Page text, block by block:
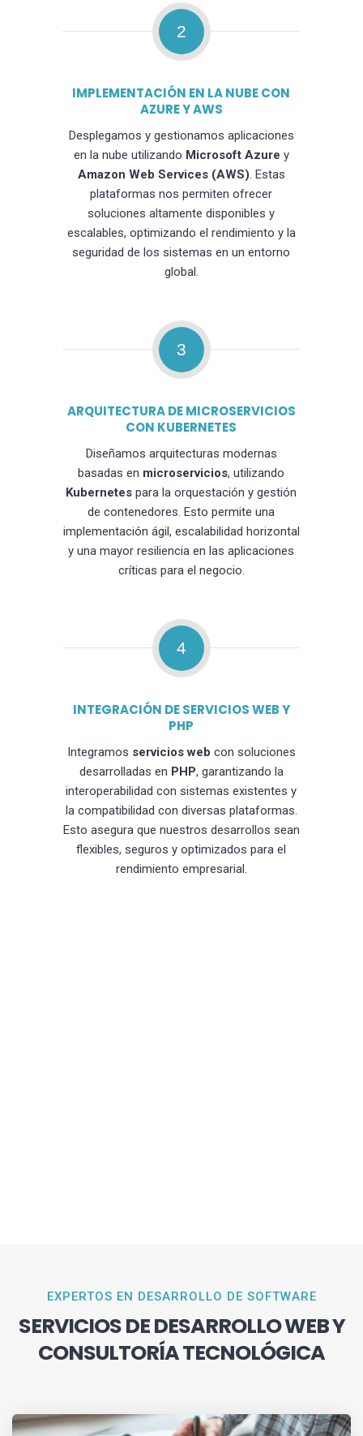
2
IMPLEMENTACIÓN EN LA NUBE CON
AZURE Y AWS
Desplegamos y gestionamos aplicaciones
en la nube utilizando Microsoft Azure y
Amazon Web Services (AWS). Estas
plataformas nos permiten ofrecer
soluciones altamente disponibles y
escalables, optimizando el rendimiento y la
seguridad de los sistemas en un entorno
global.
3
ARQUITECTURA DE MICROSERVICIOS
CON KUBERNETES
Diseñamos arquitecturas modernas
basadas en microservicios, utilizando
Kubernetes para la orquestación y gestión
de contenedores. Esto permite una
implementación ágil, escalabilidad horizontal
y una mayor resiliencia en las aplicaciones
críticas para el negocio.
4
INTEGRACIÓN DE SERVICIOS WEB Y
PHP
Integramos servicios web con soluciones
desarrolladas en PHP, garantizando la
interoperabilidad con sistemas existentes y
la compatibilidad con diversas plataformas.
Esto asegura que nuestros desarrollos sean
flexibles, seguros y optimizados para el
rendimiento empresarial.
EXPERTOS EN DESARROLLO DE SOFTWARE
SERVICIOS DE DESARROLLO WEB Y
CONSULTORÍA TECNOLÓGICA